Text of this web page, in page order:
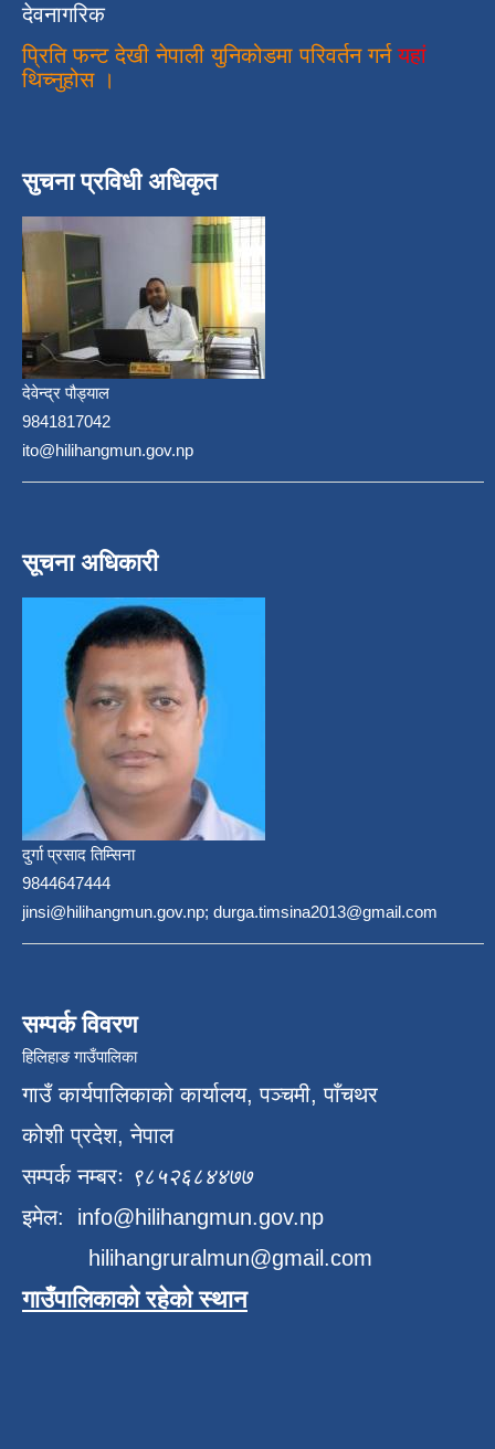
देवनागरिक
प्रिति फन्ट देखी नेपाली युनिकोडमा परिवर्तन गर्न यहां
थिच्नुहोस ।
सुचना प्रविधी अधिकृत
देवेन्द्र पौड्याल
9841817042
ito@hilihangmun.gov.np
सूचना अधिकारी
दुर्गा प्रसाद तिम्सिना
9844647444
jinsi@hilihangmun.gov.np; durga.timsina2013@gmail.com
सम्पर्क विवरण
हिलिहाङ गाउँपालिका
गाउँ कार्यपालिकाको कार्यालय, पञ्चमी, पाँचथर
कोशी प्रदेश, नेपाल
सम्पर्क नम्बरः ९८५२६८४४७७
इमेल: info@hilihangmun.gov.np
hilihangruralmun@gmail.com
गाउँपालिकाको रहेको स्थान